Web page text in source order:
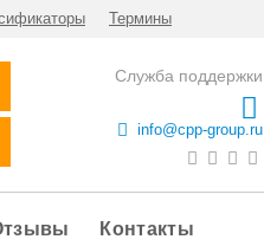
Термины
Служба поддержки
info@cpp-group.ru
Контакты